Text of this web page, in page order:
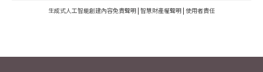
生成式人工智能創建內容免責聲明 | 智慧財產權聲明 | 使用者責任